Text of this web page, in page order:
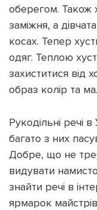
оберегом. Також
заміжня, а
косах. Тепер
одяг. Теплою
захиститися від
образ колір та
Рукодільні речі
багато з них
Добре, що не
видувати
знайти речі в
ярмарок